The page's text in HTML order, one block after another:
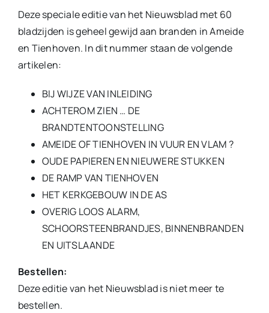
Deze speciale editie van het Nieuwsblad met 60
bladzijden is geheel gewijd aan branden in Ameide
en Tienhoven. In dit nummer staan de volgende
artikelen:
BIJ WIJZE VAN INLEIDING
ACHTEROM ZIEN … DE
BRANDTENTOONSTELLING
AMEIDE OF TIENHOVEN IN VUUR EN VLAM ?
OUDE PAPIEREN EN NIEUWERE STUKKEN
DE RAMP VAN TIENHOVEN
HET KERKGEBOUW IN DE AS
OVERIG LOOS ALARM,
SCHOORSTEENBRANDJES, BINNENBRANDEN
EN UITSLAANDE
Bestellen:
Deze editie van het Nieuwsblad is niet meer te
bestellen.